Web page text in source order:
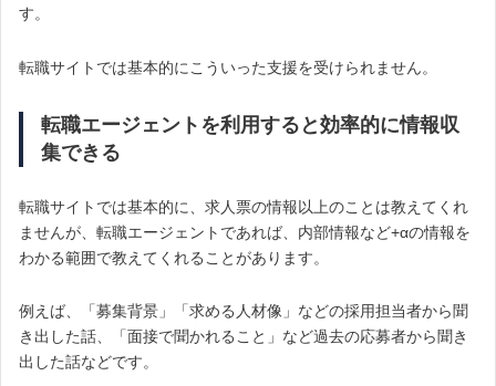
す。
転職サイトでは基本的にこういった支援を受けられません。
転職エージェントを利用すると効率的に情報収
集できる
転職サイトでは基本的に、求人票の情報以上のことは教えてくれ
ませんが、転職エージェントであれば、内部情報など+αの情報を
わかる範囲で教えてくれることがあります。
例えば、「募集背景」「求める人材像」などの採用担当者から聞
き出した話、「面接で聞かれること」など過去の応募者から聞き
出した話などです。